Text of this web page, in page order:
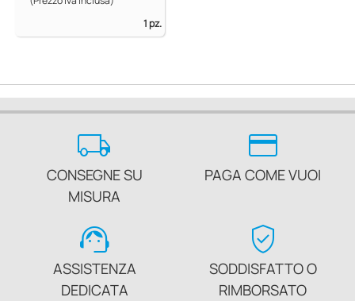
1 pz.
local_shipping
CONSEGNE SU
MISURA
credit_card
PAGA COME VUOI
support_agent
ASSISTENZA
DEDICATA
verified_user
SODDISFATTO O
RIMBORSATO